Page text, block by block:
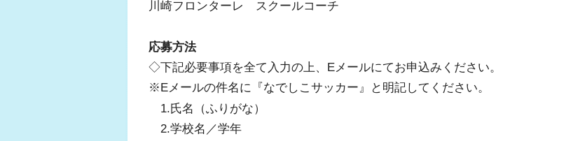
川崎フロンターレ スクールコーチ
応募方法
◇下記必要事項を全て入力の上、Eメールにてお申込みください。
※Eメールの件名に『なでしこサッカー』と明記してください。
1.氏名（ふりがな）
2.学校名／学年